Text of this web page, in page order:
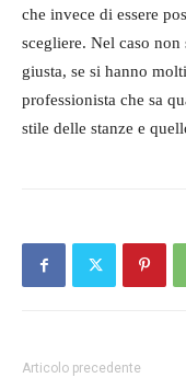
che invece di essere
scegliere. Nel caso
giusta, se si hanno
professionista che sa
stile delle stanze e
Articolo precedente